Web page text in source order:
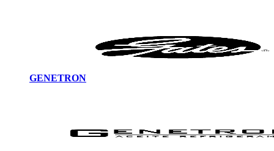
GENETRON